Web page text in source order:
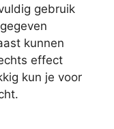
gebruik
kunnen
effect
kun je voor